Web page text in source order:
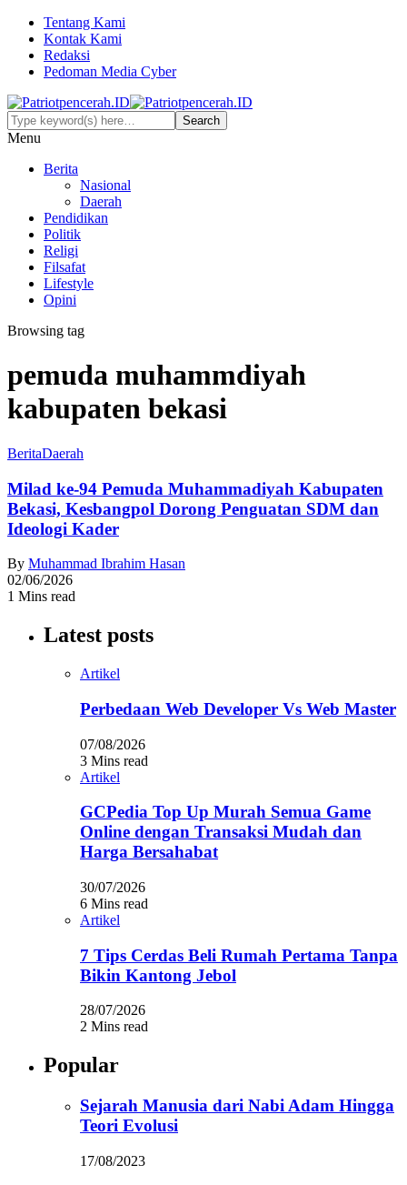
Tentang Kami
Kontak Kami
Redaksi
Pedoman Media Cyber
Menu
Berita
Nasional
Daerah
Pendidikan
Politik
Religi
Filsafat
Lifestyle
Opini
Browsing tag
pemuda muhammdiyah
kabupaten bekasi
BeritaDaerah
Milad ke-94 Pemuda Muhammadiyah Kabupaten
Bekasi, Kesbangpol Dorong Penguatan SDM dan
Ideologi Kader
By Muhammad Ibrahim Hasan
02/06/2026
1 Mins read
Latest posts
Artikel
Perbedaan Web Developer Vs Web Master
07/08/2026
3 Mins read
Artikel
GCPedia Top Up Murah Semua Game
Online dengan Transaksi Mudah dan
Harga Bersahabat
30/07/2026
6 Mins read
Artikel
7 Tips Cerdas Beli Rumah Pertama Tanpa
Bikin Kantong Jebol
28/07/2026
2 Mins read
Popular
Sejarah Manusia dari Nabi Adam Hingga
Teori Evolusi
17/08/2023